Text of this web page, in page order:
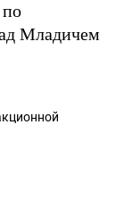
по
Младичем